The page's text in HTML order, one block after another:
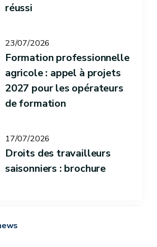
réussi
23/07/2026
Formation professionnelle
agricole : appel à projets
2027 pour les opérateurs
de formation
17/07/2026
Droits des travailleurs
saisonniers : brochure